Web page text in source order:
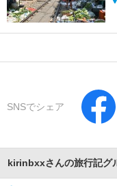
SNSでシェア
kirinbxxさんの旅行記グ